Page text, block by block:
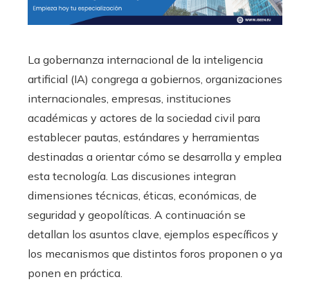
La gobernanza internacional de la inteligencia
artificial (IA) congrega a gobiernos, organizaciones
internacionales, empresas, instituciones
académicas y actores de la sociedad civil para
establecer pautas, estándares y herramientas
destinadas a orientar cómo se desarrolla y emplea
esta tecnología. Las discusiones integran
dimensiones técnicas, éticas, económicas, de
seguridad y geopolíticas. A continuación se
detallan los asuntos clave, ejemplos específicos y
los mecanismos que distintos foros proponen o ya
ponen en práctica.